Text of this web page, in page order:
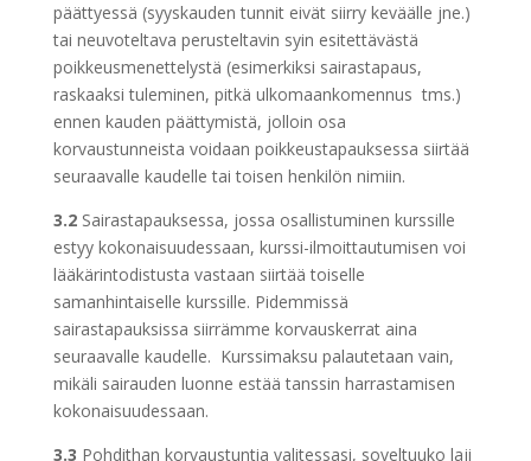
päättyessä (syyskauden tunnit eivät siirry keväälle jne.)
tai neuvoteltava perusteltavin syin esitettävästä
poikkeusmenettelystä (esimerkiksi sairastapaus,
raskaaksi tuleminen, pitkä ulkomaankomennus tms.)
ennen kauden päättymistä, jolloin osa
korvaustunneista voidaan poikkeustapauksessa siirtää
seuraavalle kaudelle tai toisen henkilön nimiin.
3.2Sairastapauksessa, jossa osallistuminen kurssille
estyy kokonaisuudessaan, kurssi-ilmoittautumisen voi
lääkärintodistusta vastaan siirtää toiselle
samanhintaiselle kurssille. Pidemmissä
sairastapauksissa siirrämme korvauskerrat aina
seuraavalle kaudelle. Kurssimaksu palautetaan vain,
mikäli sairauden luonne estää tanssin harrastamisen
kokonaisuudessaan.
3.3 Pohdithan korvaustuntia valitessasi, soveltuuko laji